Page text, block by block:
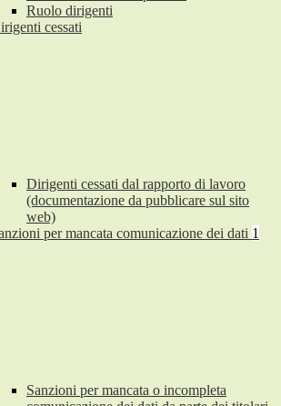
Ruolo dirigenti
cessati
Dirigenti cessati dal rapporto di lavoro
(documentazione da pubblicare sul sito
web)
per mancata comunicazione dei dati 1
Sanzioni per mancata o incompleta